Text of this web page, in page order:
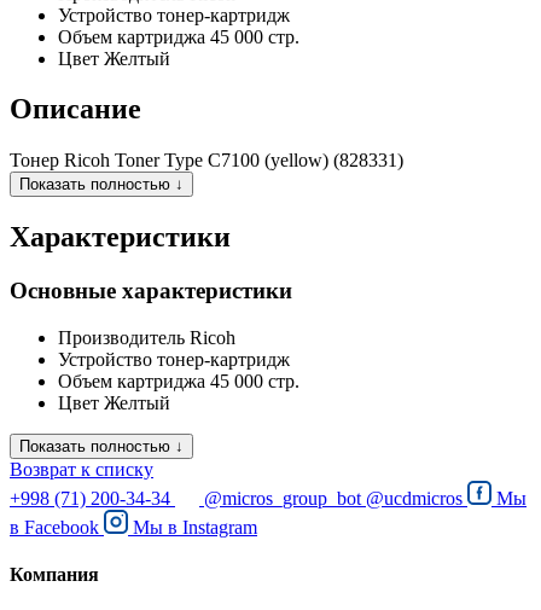
Устройство тонер-картридж
Объем картриджа 45 000 стр.
Цвет Желтый
Описание
Тонер Ricoh Toner Type C7100 (yellow) (828331)
Показать полностью ↓
Характеристики
Основные характеристики
Производитель Ricoh
Устройство тонер-картридж
Объем картриджа 45 000 стр.
Цвет Желтый
Показать полностью ↓
Возврат к списку
+998 (71) 200-34-34
@micros_group_bot @ucdmicros
Мы
в Facebook Мы в Instagram
Компания